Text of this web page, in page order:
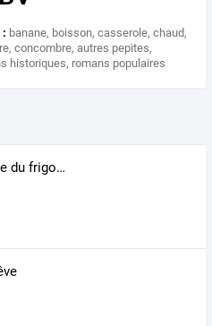
: banane, boisson,casserole,chaud,
,concombre,autres pepites,
historiques, romans populaires
A la conquête du frigo...